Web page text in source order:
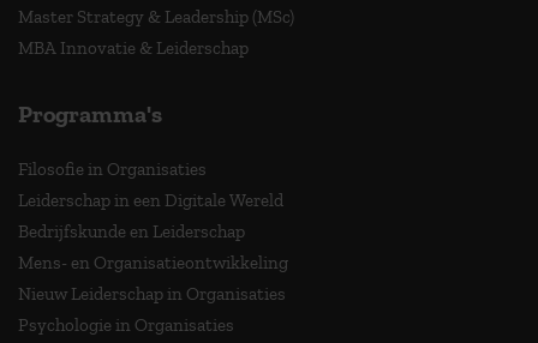
Master Strategy & Leadership (MSc)
MBA Innovatie & Leiderschap
Programma's
Filosofie in Organisaties
Leiderschap in een Digitale Wereld
Bedrijfskunde en Leiderschap
Mens- en Organisatieontwikkeling
Nieuw Leiderschap in Organisaties
Psychologie in Organisaties